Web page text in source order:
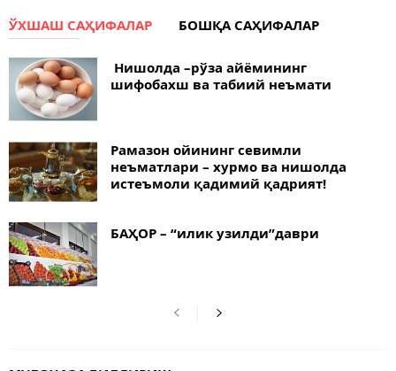
ЎХШАШ САҲИФАЛАР БОШҚА САҲИФАЛАР
Нишолда –рўза айёмининг
шифобахш ва табиий неъмати
Рамазон ойининг севимли
неъматлари – хурмо ва нишолда
истеъмоли қадимий қадрият!
БАҲОР – “илик узилди”даври